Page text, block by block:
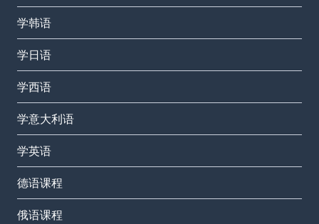
学韩语
学日语
学西语
学意大利语
学英语
德语课程
俄语课程